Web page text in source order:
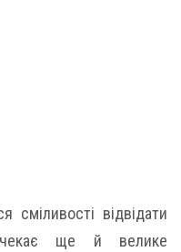
сміливості відвідати
чекає ще й велике